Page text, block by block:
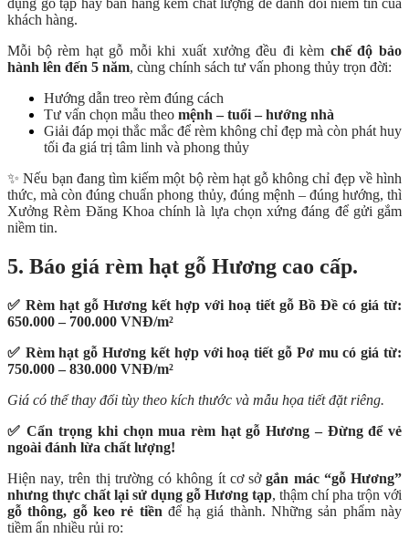
dụng gỗ tạp hay bán hàng kém chất lượng để đánh đổi niềm tin của
khách hàng.
Mỗi bộ rèm hạt gỗ mỗi khi xuất xưởng đều đi kèm chế độ bảo
hành lên đến 5 năm, cùng chính sách tư vấn phong thủy trọn đời:
Hướng dẫn treo rèm đúng cách
Tư vấn chọn mẫu theo mệnh – tuổi – hướng nhà
Giải đáp mọi thắc mắc để rèm không chỉ đẹp mà còn phát huy
tối đa giá trị tâm linh và phong thủy
✨ Nếu bạn đang tìm kiếm một bộ rèm hạt gỗ không chỉ đẹp về hình
thức, mà còn đúng chuẩn phong thủy, đúng mệnh – đúng hướng, thì
Xưởng Rèm Đăng Khoa chính là lựa chọn xứng đáng để gửi gắm
niềm tin.
5. Báo giá rèm hạt gỗ Hương cao cấp.
✅ Rèm hạt gỗ Hương kết hợp với hoạ tiết gỗ Bồ Đề có giá từ:
650.000 – 700.000 VNĐ/m²
✅ Rèm hạt gỗ Hương kết hợp với hoạ tiết gỗ Pơ mu có giá từ:
750.000 – 830.000 VNĐ/m²
Giá có thể thay đổi tùy theo kích thước và mẫu họa tiết đặt riêng.
✅ Cẩn trọng khi chọn mua rèm hạt gỗ Hương – Đừng để vẻ
ngoài đánh lừa chất lượng!
Hiện nay, trên thị trường có không ít cơ sởgắn mác “gỗ Hương”
nhưng thực chất lại sử dụng gỗ Hương tạp, thậm chí pha trộn với
gỗ thông, gỗ keo rẻ tiền để hạ giá thành. Những sản phẩm này
tiềm ẩn nhiều rủi ro: